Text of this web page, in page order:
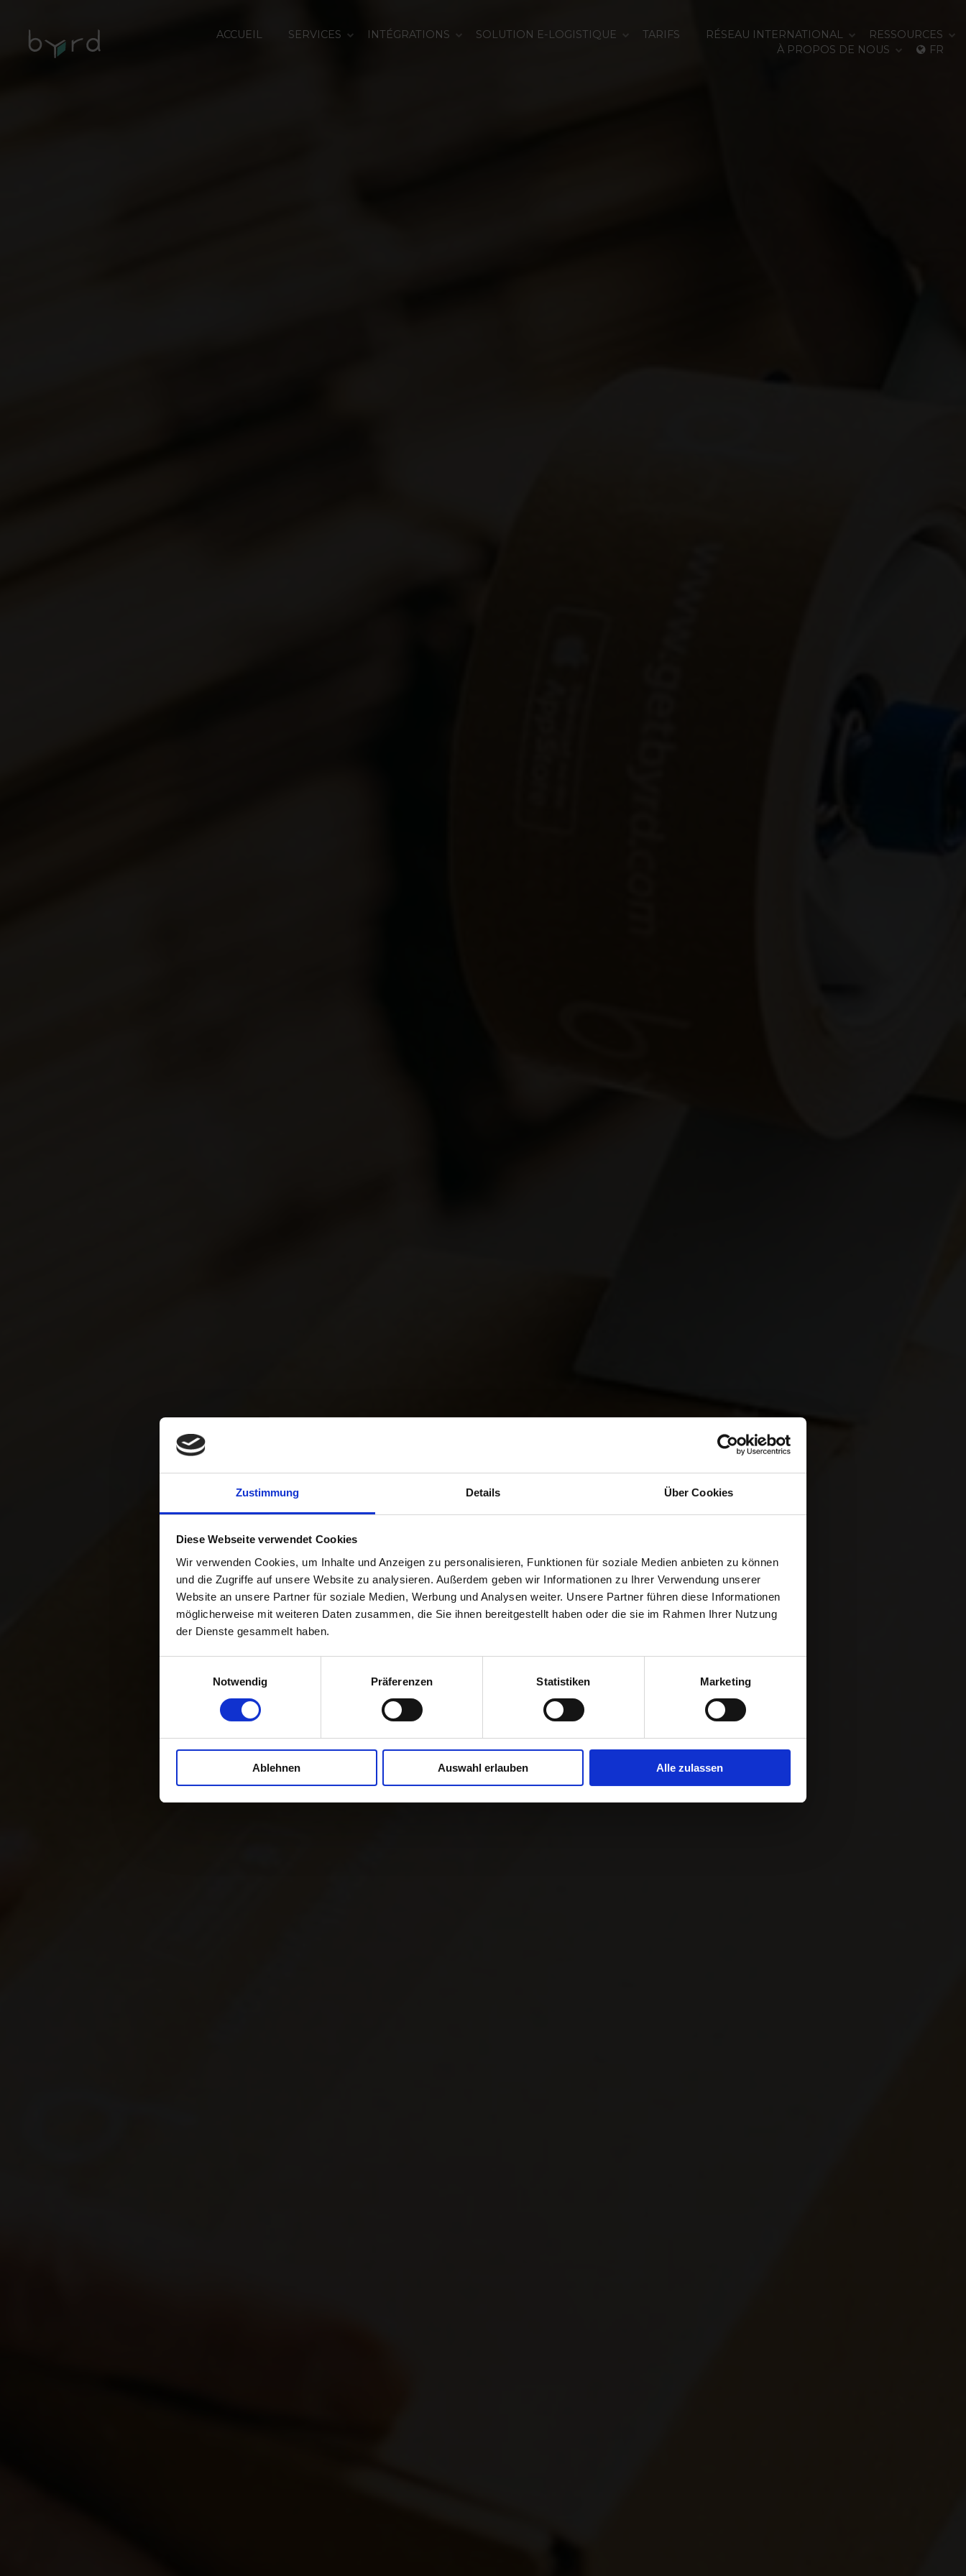
Zustimmung Details Über Cookies
Diese Webseite verwendet Cookies
Wir verwenden Cookies, um Inhalte und Anzeigen zu personalisieren, Funktionen für soziale Medien anbieten zu können
und die Zugriffe auf unsere Website zu analysieren. Außerdem geben wir Informationen zu Ihrer Verwendung unserer
Website an unsere Partner für soziale Medien, Werbung und Analysen weiter. Unsere Partner führen diese Informationen
möglicherweise mit weiteren Daten zusammen, die Sie ihnen bereitgestellt haben oder die sie im Rahmen Ihrer Nutzung
der Dienste gesammelt haben.
Notwendig
Präferenzen Statistiken Marketing
Ablehnen Auswahl erlauben Alle zulassen
ACCUEIL SERVICES INTÉGRATIONS SOLUTION E-LOGISTIQUE TARIFS RÉSEAU INTERNATIONAL
RESSOURCES
À PROPOS DE NOUS
FR
BLOG E-COMMERCE ET E-
LOGISTIQUE
Expertise en matière de logistique et de e-commerce pour la
croissance de votre entreprise